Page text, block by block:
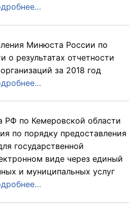
Минюста России по
о результатах отчетности
за 2018 год
РФ по Кемеровской области
по порядку предоставления
государственной
виде через единый
и муниципальных услуг